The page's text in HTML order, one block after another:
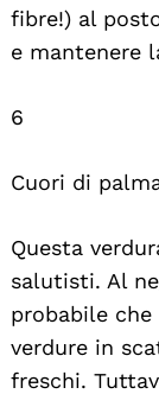
fibre!) al
e mantenere
6
Cuori di
Questa
salutisti. Al
probabile
verdure in
freschi.